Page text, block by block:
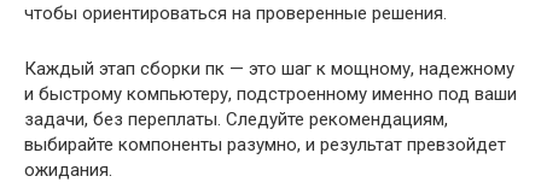
чтобы ориентироваться на проверенные решения.
Каждый этап сборки пк — это шаг к мощному, надежному
и быстрому компьютеру, подстроенному именно под ваши
задачи, без переплаты. Следуйте рекомендациям,
выбирайте компоненты разумно, и результат превзойдет
ожидания.